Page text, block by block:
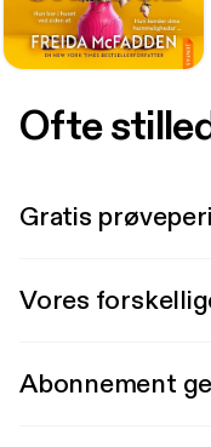
Ofte
Gratis
Vores
Abonnement